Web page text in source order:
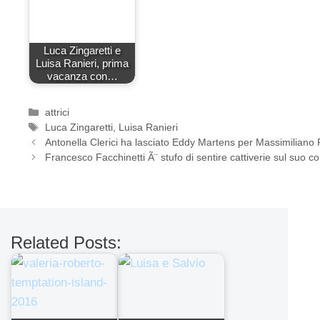
Luca Zingaretti e
Luisa Ranieri, prima
vacanza con…
Categorie
attrici
Tag
Luca Zingaretti, Luisa Ranieri
Antonella Clerici ha lasciato Eddy Martens per Massimiliano
Francesco Facchinetti Ã¨ stufo di sentire cattiverie sul suo
Related Posts: